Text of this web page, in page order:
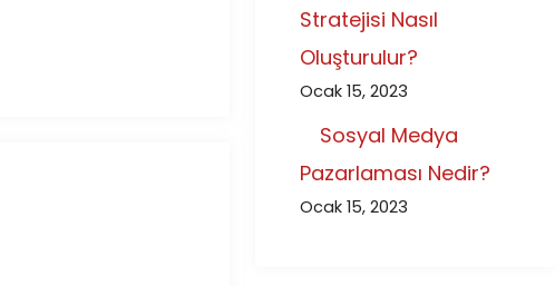
Stratejisi Nasıl
Oluşturulur?
Ocak 15, 2023
Sosyal Medya
Pazarlaması Nedir?
Ocak 15, 2023